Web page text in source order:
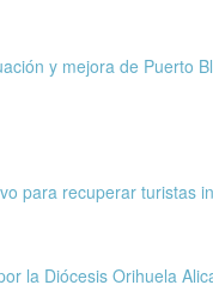
y mejora de Puerto
para recuperar turistas
la Diócesis Orihuela